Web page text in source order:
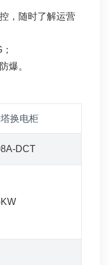
，随时了解运营
爆。
换电柜
DCT